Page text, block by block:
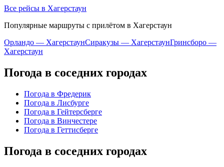
Все рейсы в Хагерстаун
Популярные маршруты с прилётом в Хагерстаун
Орландо — ХагерстаунСиракузы — ХагерстаунГринсборо —
Хагерстаун
Погода в соседних городах
Погода в Фредерик
Погода в Лисбурге
Погода в Гейтерсберге
Погода в Винчестере
Погода в Геттисберге
Погода в соседних городах